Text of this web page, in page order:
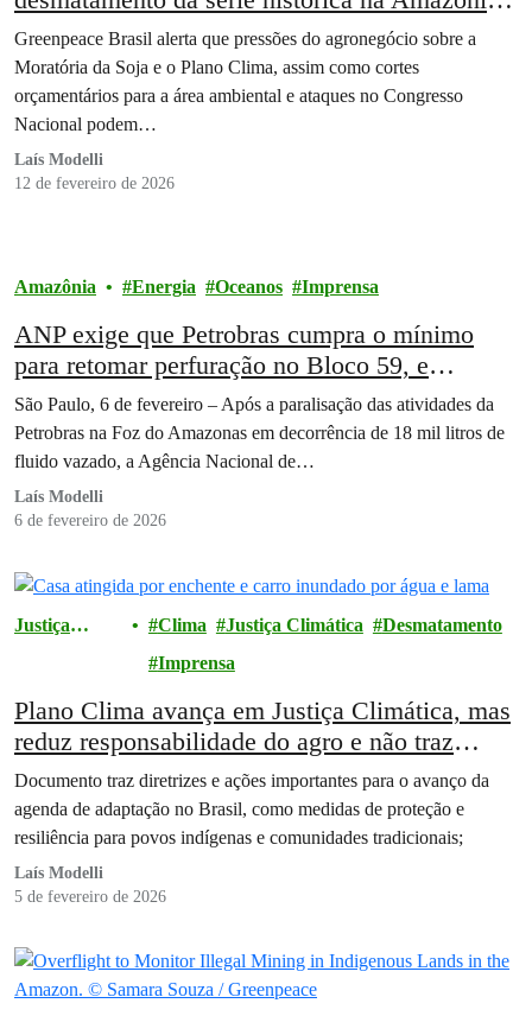
mas atual cenário de retrocessos ambientais
preocupa
Greenpeace Brasil alerta que pressões do agronegócio sobre a
Moratória da Soja e o Plano Clima, assim como cortes
orçamentários para a área ambiental e ataques no Congresso
Nacional podem…
Laís Modelli
12 de fevereiro de 2026
Amazônia Energia Oceanos Imprensa
ANP exige que Petrobras cumpra o mínimo
para retomar perfuração no Bloco 59, e
minimiza impacto ambiental
São Paulo, 6 de fevereiro – Após a paralisação das atividades da
Petrobras na Foz do Amazonas em decorrência de 18 mil litros de
fluido vazado, a Agência Nacional de…
Laís Modelli
6 de fevereiro de 2026
Justiça
Clima Justiça Climática
Desmatamento
Imprensa
Plano Clima avança em Justiça Climática, mas
reduz responsabilidade do agro e não traz
medidas claras para eliminação dos
combustíveis fósseis
Documento traz diretrizes e ações importantes para o avanço da
agenda de adaptação no Brasil, como medidas de proteção e
resiliência para povos indígenas e comunidades tradicionais;
Laís Modelli
5 de fevereiro de 2026